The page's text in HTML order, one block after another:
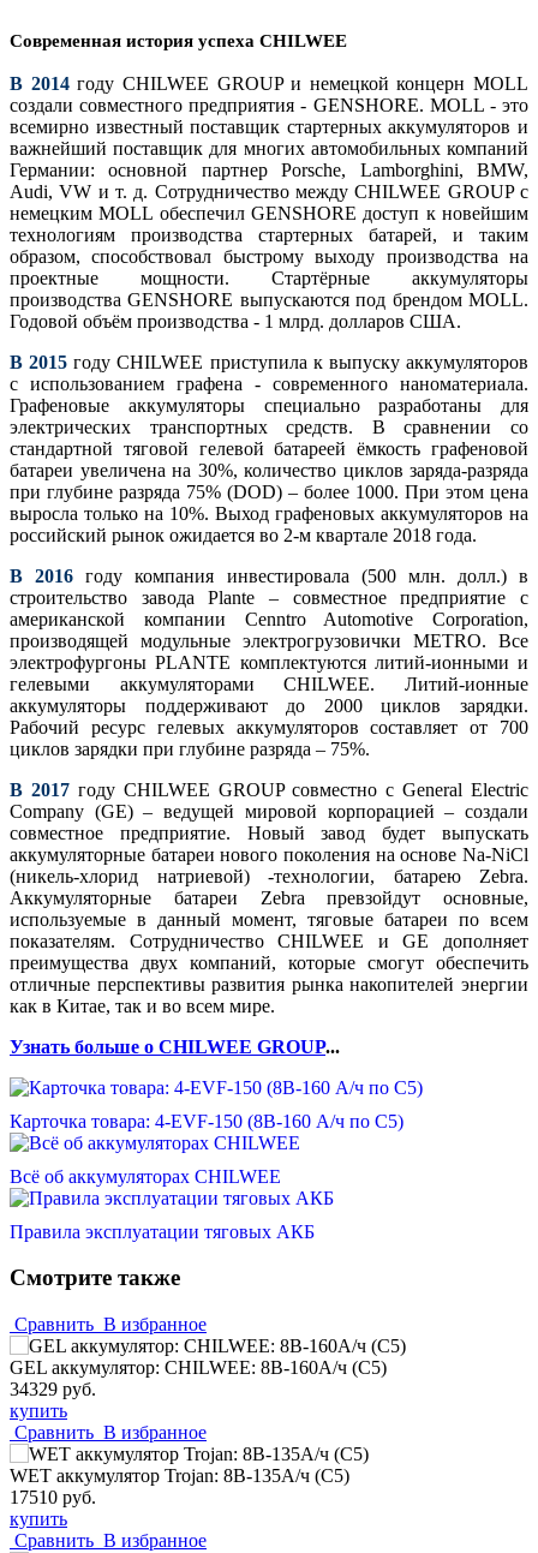
Современная история успеха CHILWEE
В 2014 году CHILWEE GROUP и немецкой концерн MOLL
создали совместного предприятия - GENSHORE. MOLL - это
всемирно известный поставщик стартерных аккумуляторов и
важнейший поставщик для многих автомобильных компаний
Германии: основной партнер Porsche, Lamborghini, BMW,
Audi, VW и т. д. Сотрудничество между CHILWEE GROUP с
немецким MOLL обеспечил GENSHORE доступ к новейшим
технологиям производства стартерных батарей, и таким
образом, способствовал быстрому выходу производства на
проектные мощности. Стартёрные аккумуляторы
производства GENSHORE выпускаются под брендом MOLL.
Годовой объём производства - 1 млрд. долларов США.
В 2015 году CHILWEE приступила к выпуску аккумуляторов
с использованием графена - современного наноматериала.
Графеновые аккумуляторы специально разработаны для
электрических транспортных средств. В сравнении со
стандартной тяговой гелевой батареей ёмкость графеновой
батареи увеличена на 30%, количество циклов заряда-разряда
при глубине разряда 75% (DOD) – более 1000. При этом цeна
выросла только на 10%. Выход графеновых аккумуляторов на
российский рынок ожидается во 2-м квартале 2018 года.
В 2016году компания инвестировала (500 млн. долл.) в
строительство завода Plante – совместное предприятие с
американской компании Cenntro Automotive Corporation,
производящей модульные электрогрузовички METRO. Все
электрофургоны PLANTE комплектуются литий-ионными и
гелевыми аккумуляторами CHILWEE. Литий-ионные
аккумуляторы поддерживают до 2000 циклов зарядки.
Рабочий ресурс гелевых аккумуляторов составляет от 700
циклов зарядки при глубине разряда – 75%.
В 2017 году CHILWEE GROUP совместно с General Electric
Company (GE) – ведущей мировой корпорацией – создали
совместное предприятие. Новый завод будет выпускать
аккумуляторные батареи нового поколения на основе Na-NiCl
(никель-хлорид натриевой) -технологии, батарею Zebra.
Аккумуляторные батареи Zebra превзойдут основные,
используемые в данный момент, тяговые батареи по всем
показателям. Сотрудничество CHILWEE и GE дополняет
преимущества двух компаний, которые смогут обеспечить
отличные перспективы развития рынка накопителей энергии
как в Китае, так и во всем мире.
Узнать больше о CHILWEE GROUP...
Карточка товара: 4-EVF-150 (8В-160 А/ч по С5)
Всё об аккумуляторах CHILWEE
Правила эксплуатации тяговых АКБ
Смотрите также
Сравнить В избранное
GEL аккумулятор: CHILWEE: 8В-160А/ч (С5)
34329 руб.
купить
Сравнить В избранное
WET аккумулятор Trojan: 8В-135А/ч (С5)
17510 руб.
купить
Сравнить В избранное